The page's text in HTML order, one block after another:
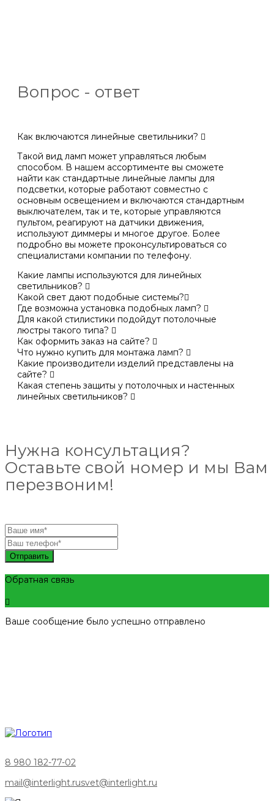
Вопрос - ответ
Как включаются линейные светильники?
Такой вид ламп может управляться любым
способом. В нашем ассортименте вы сможете
найти как стандартные линейные лампы для
подсветки, которые работают совместно с
основным освещением и включаются стандартным
выключателем, так и те, которые управляются
пультом, реагируют на датчики движения,
используют диммеры и многое другое. Более
подробно вы можете проконсультироваться со
специалистами компании по телефону.
Какие лампы используются для линейных
светильников?
Какой свет дают подобные системы?
Где возможна установка подобных ламп?
Для какой стилистики подойдут потолочные
люстры такого типа?
Как оформить заказ на сайте?
Что нужно купить для монтажа ламп?
Какие производители изделий представлены на
сайте?
Какая степень защиты у потолочных и настенных
линейных светильников?
Нужна консультация?
Оставьте свой номер и мы Вам
перезвоним!
Отправить
Обратная связь
Ваше сообщение было успешно отправлено
8 980 182-77-02
mail@interlight.rusvet@interlight.ru